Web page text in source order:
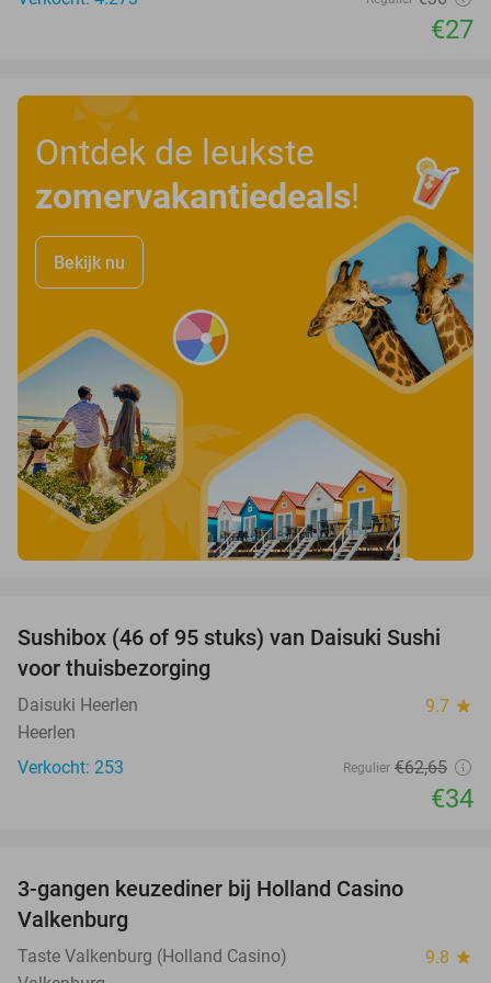
€27
Ontdek de leukste
zomervakantiedeals!
Bekijk nu
46%
Sushibox (46 of 95 stuks) van Daisuki Sushi
voor thuisbezorging
Daisuki Heerlen 9.7 star
Heerlen
Verkocht: 253
Regulier €62,65
€34
3-gangen keuzediner bij Holland Casino
Valkenburg
Taste Valkenburg (Holland Casino) 9.8 star